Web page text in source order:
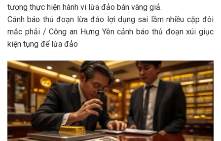
tượng thực hiện hành vi lừa đảo bán vàng giả.
Cảnh báo thủ đoạn lừa đảo lợi dụng sai lầm nhiều cặp đôi
mắc phải /Công an Hưng Yên cảnh báo thủ đoạn xúi giục
kiện tụng để lừa đảo